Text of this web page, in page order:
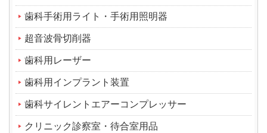
歯科手術用ライト・手術用照明器
超音波骨切削器
歯科用レーザー
歯科用インプラント装置
歯科サイレントエアーコンプレッサー
クリニック診察室・待合室用品